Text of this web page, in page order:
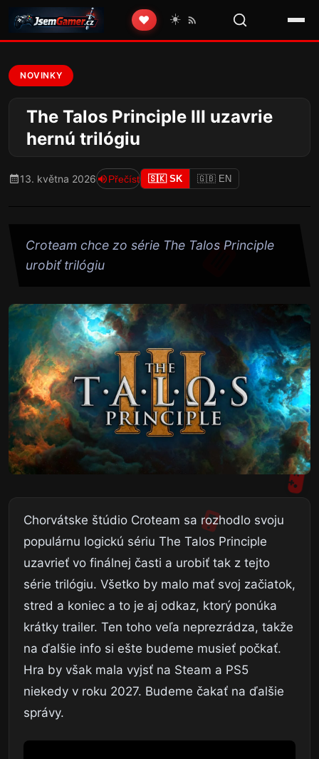
❤️ ☀️
NOVINKY
The Talos Principle III uzavrie
hernú trilógiu
13. května 2026 Přečíst 🇸🇰 SK 🇬🇧 EN
Croteam chce zo série The Talos Principle
urobiť trilógiu
Chorvátske štúdio Croteam sa rozhodlo svoju
populárnu logickú sériu The Talos Principle
uzavrieť vo finálnej časti a urobiť tak z tejto
série trilógiu. Všetko by malo mať svoj začiatok,
stred a koniec a to je aj odkaz, ktorý ponúka
krátky trailer. Ten toho veľa neprezrádza, takže
na ďalšie info si ešte budeme musieť počkať.
Hra by však mala vyjsť na Steam a PS5
niekedy v roku 2027. Budeme čakať na ďalšie
správy.